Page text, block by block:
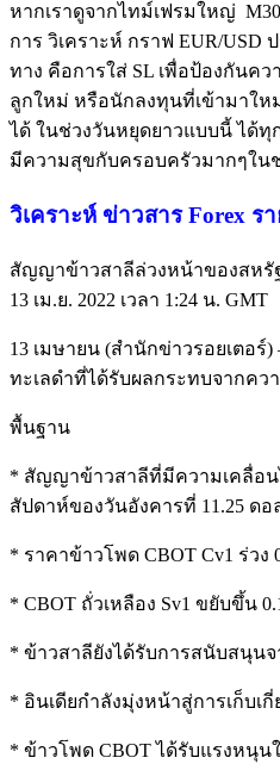
หากเราดูจากไทม์เฟรมใหญ่
การ วิเคราะห์ กราฟ EUR/
ทาง คือการใส่ SL เพื่อป้องกันค
ลูกใหม่ หรือนักลงทุนที่เข้ามาให
ได้ ในช่วงวันหยุดยาวแบบนี้ ได้ทุ
มีความสุขกับครอบครัวมากๆใน
วิเคราะห์ ข่าวสาร Forex ร
สัญญาข้าวสาลีล่วงหน้าของสหรั
13 เม.ย. 2022 เวลา 1:24 น. GMT
13 เมษายน (สำนักข่าวรอยเตอ
ทะเลดำที่ได้รับผลกระทบจากคว
พื้นฐาน
* สัญญาข้าวสาลีที่มีความเคลื่อน
สัปดาห์ของวันอังคารที่ 11.25 ดอ
* ราคาข้าวโพด CBOT Cv1 ร่ว
* CBOT ถั่วเหลือง Sv1 ขยับขึ้น
* ข้าวสาลียังได้รับการสนับสนุน
* อินเดียกำลังมุ่งหน้าสู่การเก็บเ
* ข้าวโพด CBOT ได้รับแรงหนุ